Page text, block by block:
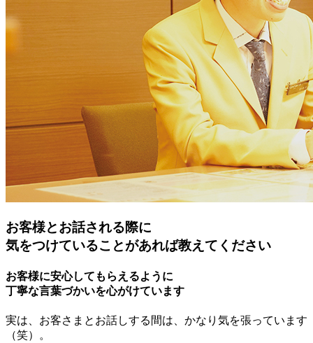
お客様とお話される際に
気をつけていることがあれば教えてください
お客様に安心してもらえるように
丁寧な言葉づかいを心がけています
実は、お客さまとお話しする間は、かなり気を張っています
（笑）。